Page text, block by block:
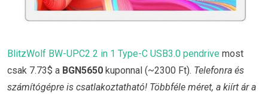
BlitzWolf BW-UPC2 2 in 1 Type-C USB3.0 pendrive most
csak 7.73$ a BGN5650 kuponnal (~2300 Ft). Telefonra és
számítógépre is csatlakoztatható! Többféle méret, a kiírt ár a